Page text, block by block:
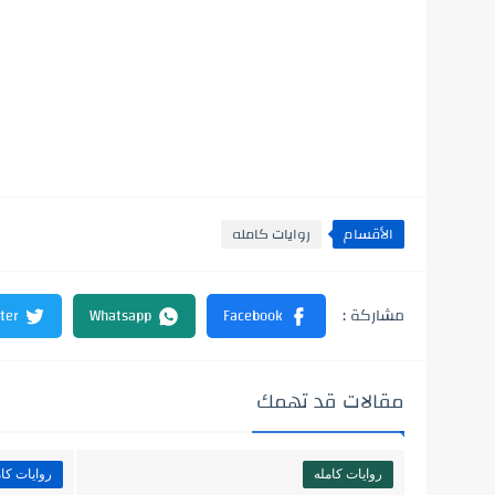
الأقسام روايات كامله
مقالات قد تهمك
روايات كامله روايات